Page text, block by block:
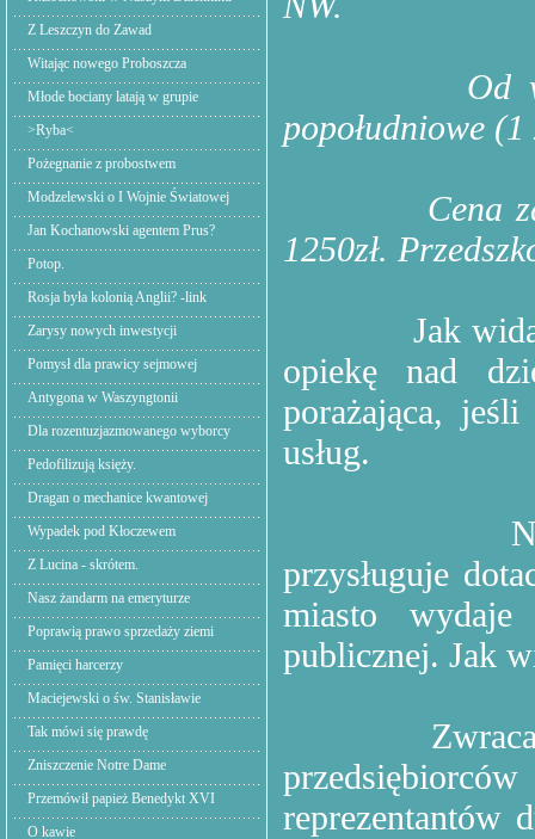
Z Leszczyn do Zawad
Witając nowego Proboszcza
Młode bociany latają w grupie
>Ryba<
Pożegnanie z probostwem
Modzelewski o I Wojnie Światowej
Jan Kochanowski agentem Prus?
Potop.
Rosja była kolonią Anglii? -link
Zarysy nowych inwestycji
Pomysł dla prawicy sejmowej
Antygona w Waszyngtonii
Dla rozentuzjazmowanego wyborcy
Pedofilizują księży.
Dragan o mechanice kwantowej
Wypadek pod Kłoczewem
Z Lucina - skrótem.
Nasz żandarm na emeryturze
Poprawią prawo sprzedaży ziemi
Pamięci harcerzy
Maciejewski o św. Stanisławie
Tak mówi się prawdę
Zniszczenie Notre Dame
Przemówił papież Benedykt XVI
O kawie
Od
popołudniowe
Cena
1250zł.
Jak
opiekę nad
porażająca,
usług.
przysługuje
miasto
publicznej. Jak
reprezentantów